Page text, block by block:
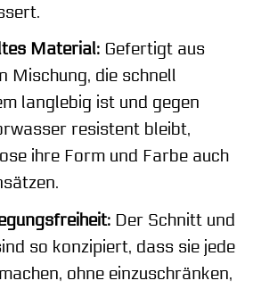
Material:Gefertigt aus
Mischung, die schnell
langlebig ist und gegen
resistent bleibt,
ihre Form und Farbe auch
Der Schnitt und
so konzipiert, dass sie jede
ohne einzuschränken,